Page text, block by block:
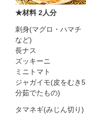
★材料 2人分
刺身(マグロ・ハマチ
など)
長ナス
ズッキーニ
ミニトマト
ジャガイモ(皮をむき5
分茹でたもの)
タマネギ(みじん切り)